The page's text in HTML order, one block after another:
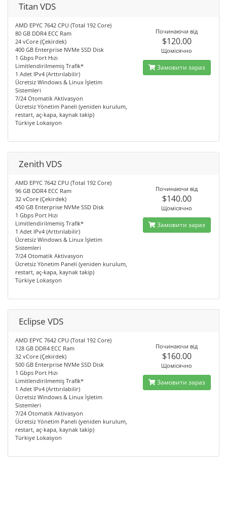
Titan VDS
AMD EPYC 7642 CPU (Total 192 Core)
80 GB DDR4 ECC Ram
24 vCore (Çekirdek)
400 GB Enterprise NVMe SSD Disk
1 Gbps Port Hızı
Limitlendirilmemiş Trafik*
1 Adet IPv4 (Arttırılabilir)
Ücretsiz Windows & Linux İşletim
Sistemleri
7/24 Otomatik Aktivasyon
Ücretsiz Yönetim Paneli (yeniden kurulum,
restart, aç-kapa, kaynak takip)
Türkiye Lokasyon
Починаючи від
$120.00
Щомісячно
Замовити зараз
Zenith VDS
AMD EPYC 7642 CPU (Total 192 Core)
96 GB DDR4 ECC Ram
32 vCore (Çekirdek)
450 GB Enterprise NVMe SSD Disk
1 Gbps Port Hızı
Limitlendirilmemiş Trafik*
1 Adet IPv4 (Arttırılabilir)
Ücretsiz Windows & Linux İşletim
Sistemleri
7/24 Otomatik Aktivasyon
Ücretsiz Yönetim Paneli (yeniden kurulum,
restart, aç-kapa, kaynak takip)
Türkiye Lokasyon
Починаючи від
$140.00
Щомісячно
Замовити зараз
Eclipse VDS
AMD EPYC 7642 CPU (Total 192 Core)
128 GB DDR4 ECC Ram
32 vCore (Çekirdek)
500 GB Enterprise NVMe SSD Disk
1 Gbps Port Hızı
Limitlendirilmemiş Trafik*
1 Adet IPv4 (Arttırılabilir)
Ücretsiz Windows & Linux İşletim
Sistemleri
7/24 Otomatik Aktivasyon
Ücretsiz Yönetim Paneli (yeniden kurulum,
restart, aç-kapa, kaynak takip)
Türkiye Lokasyon
Починаючи від
$160.00
Щомісячно
Замовити зараз